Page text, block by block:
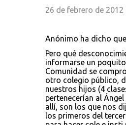
26 de febrero de 2012
Anónimo ha dicho
Pero qué
informarse un
Comunidad se
otro colegio público,
nuestros hijos (4
pertenecerían al
allí, son los que nos
los primeros del